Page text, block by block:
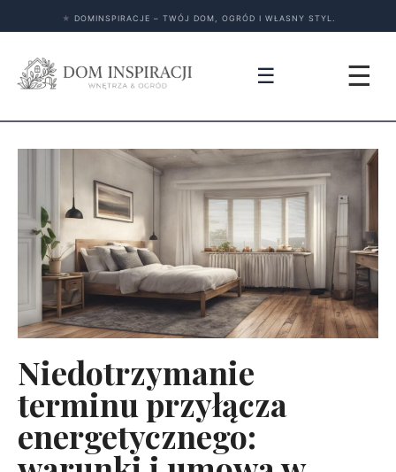
★ DOMINSPIRACJE – TWÓJ DOM, OGRÓD I WŁASNY STYL.
☰ ☰
Niedotrzymanie
terminu przyłącza
energetycznego: